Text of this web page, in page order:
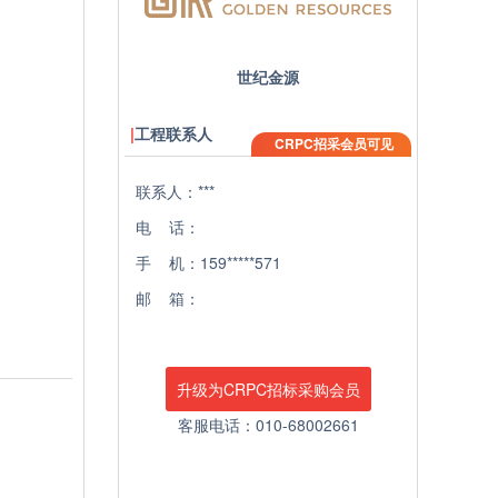
世纪金源
工程联系人 CRPC招采会员可见
联系人：***
电 话：
手 机：159*****571
邮 箱：
升级为CRPC招标采购会员
客服电话：010-68002661